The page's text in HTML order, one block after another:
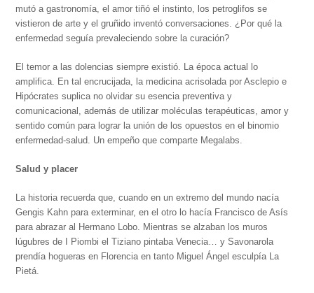
mutó a gastronomía, el amor tiñó el instinto, los petroglifos se
vistieron de arte y el gruñido inventó conversaciones. ¿Por qué la
enfermedad seguía prevaleciendo sobre la curación?
El temor a las dolencias siempre existió. La época actual lo
amplifica. En tal encrucijada, la medicina acrisolada por Asclepio e
Hipócrates suplica no olvidar su esencia preventiva y
comunicacional, además de utilizar moléculas terapéuticas, amor y
sentido común para lograr la unión de los opuestos en el binomio
enfermedad-salud. Un empeño que comparte Megalabs.
Salud y placer
La historia recuerda que, cuando en un extremo del mundo nacía
Gengis Kahn para exterminar, en el otro lo hacía Francisco de Asís
para abrazar al Hermano Lobo. Mientras se alzaban los muros
lúgubres de I Piombi el Tiziano pintaba Venecia… y Savonarola
prendía hogueras en Florencia en tanto Miguel Ángel esculpía La
Pietá.